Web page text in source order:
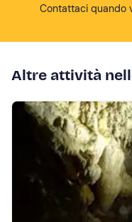
Contattaci quando
Altre attività